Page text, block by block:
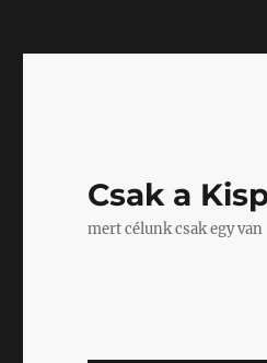
Csak a
mert célunk csak egy van